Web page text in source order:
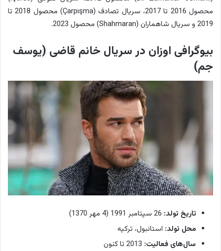
محصول 2016 تا 2017، سریال تصادف (Çarpışma) محصول 2018 تا
2019 و سریال شاهماران (Shahmaran) محصول 2023.
بیوگرافی اوزان در سریال خانم قاضی (یوسف
جم)
تاریخ تولد:
محل تولد: استانبول، ترکیه
سال‌های فعالیت: